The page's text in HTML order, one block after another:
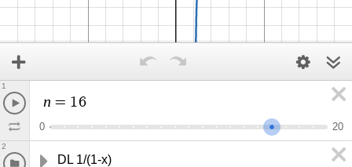
n = 16
0 20
1
DL 1/(1-x)
2